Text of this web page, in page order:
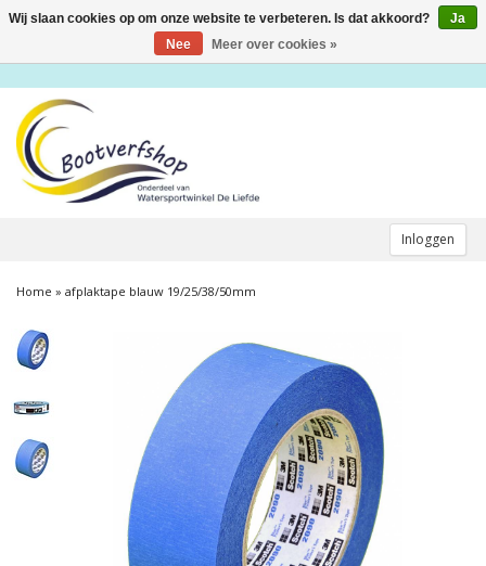
Inloggen
Toggle
Home » afplaktape blauw 19/25/38/50mm
Wij slaan cookies op om onze website te verbeteren. Is dat akkoord?
Ja
Nee
Meer over cookies »